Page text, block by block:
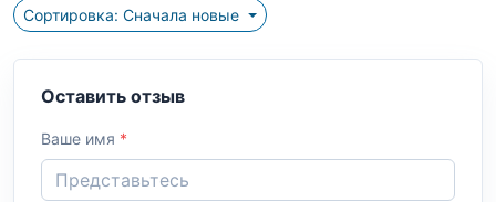
Сортировка: Сначала новые
Оставить отзыв
Ваше имя *